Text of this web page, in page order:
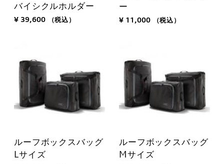
バイシクルホルダー
¥ 39,600 （税込）
ー
¥ 11,000 （税込）
ルーフボックスバッグ
Lサイズ
ルーフボックスバッグ
Mサイズ